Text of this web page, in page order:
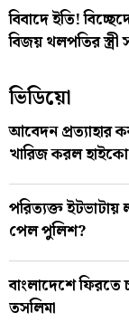
বিবাদে ইতি!
বিজয় থলপতির স্ত্রী
ভিডিয়ো
আবেদন প্রত্যাহার
খারিজ করল
পরিত্যক্ত
পেল পুলিশ?
বাংলাদেশে ফিরতে
তসলিমা